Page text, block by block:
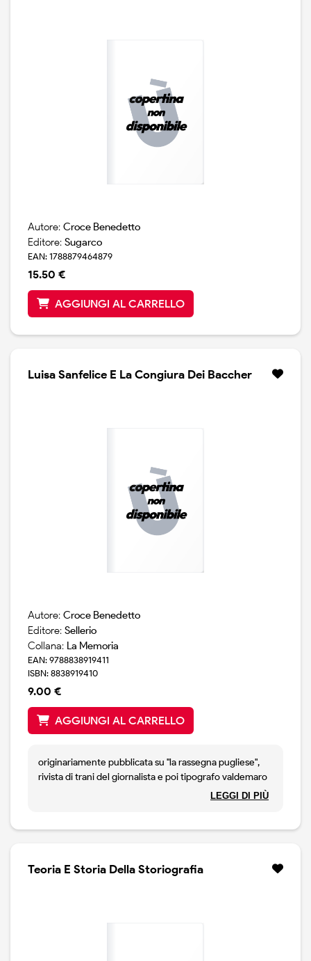
edizioni. l`"estetica", sotto l`aspetto filosofico, e` opera
comportato l`impossibilita` di collazione dei testimoni
ai fini dell`apparato e reso necessaria l`edizione di due
testi distinti con a base, il primo, la redazione nona
laterza 1950, che rispecchia la volonta` dell`autore, il
secondo, la redazione seconda (sandron 1904). il terzo
nazionale delle opere di croce la sezione "filosofia dello
Autore: Croce Benedetto
Editore: Sugarco
EAN: 1788879464879
15.50 €
AGGIUNGI AL CARRELLO
Luisa Sanfelice E La Congiura Dei Baccher
Autore: Croce Benedetto
Editore: Sellerio
Collana: La Memoria
EAN: 9788838919411
ISBN: 8838919410
9.00 €
AGGIUNGI AL CARRELLO
originariamente pubblicata su "la rassegna pugliese",
rivista di trani del giornalista e poi tipografo valdemaro
vecchi, nel 1888, lo studio su luisa sanfelice appartiene
far parte di una raccolta di saggi piu` ampia dedicata a
"la rivoluzione siciliana del 1799: biografie, racconti,
LEGGI DI PIÙ
Teoria E Storia Della Storiografia